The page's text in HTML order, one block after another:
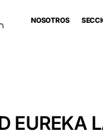
NOSOTROS
EUREKA